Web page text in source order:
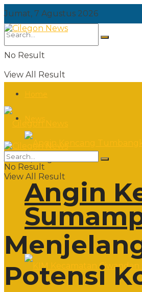
Jumat, 7 Agustus 2026
No Result
View All Result
Angin
Jumat, 7 Agustus 2026
No Result
View All Result
Potensi